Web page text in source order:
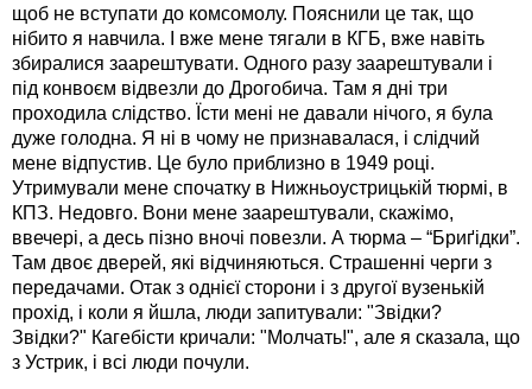
щоб не вступати до комсомолу. Пояснили це так, що
нібито я навчила. І вже мене тягали в КГБ, вже навіть
збиралися заарештувати. Одного разу заарештували і
під конвоєм відвезли до Дрогобича. Там я дні три
проходила слідство. Їсти мені не давали нічого, я була
дуже голодна. Я ні в чому не признавалася, і слідчий
мене відпустив. Це було приблизно в 1949 році.
Утримували мене спочатку в Нижньоустрицькій тюрмі, в
КПЗ. Недовго. Вони мене заарештували, скажімо,
ввечері, а десь пізно вночі повезли. А тюрма – “Бриґідки”.
Там двоє дверей, які відчиняються. Страшенні черги з
передачами. Отак з однієї сторони і з другої вузенькій
прохід, і коли я йшла, люди запитували: "Звідки?
Звідки?" Кагебісти кричали: "Молчать!", але я сказала, що
з Устрик, і всі люди почули.